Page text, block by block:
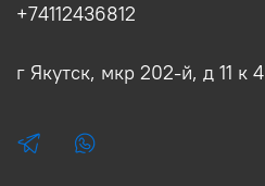
+74112436812
г Якутск, мкр 202-й, д 11 к 4